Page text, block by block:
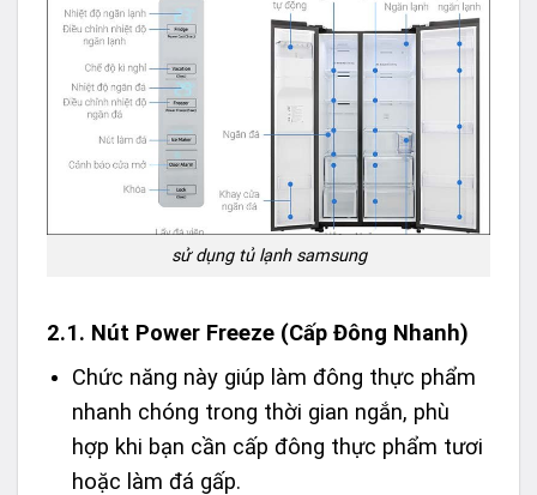
sử dụng tủ lạnh samsung
2.1. Nút Power Freeze (Cấp Đông Nhanh)
Chức năng này giúp làm đông thực phẩm
nhanh chóng trong thời gian ngắn, phù
hợp khi bạn cần cấp đông thực phẩm tươi
hoặc làm đá gấp.